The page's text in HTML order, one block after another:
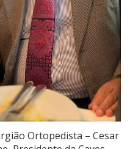
Ortopedista – Cesar